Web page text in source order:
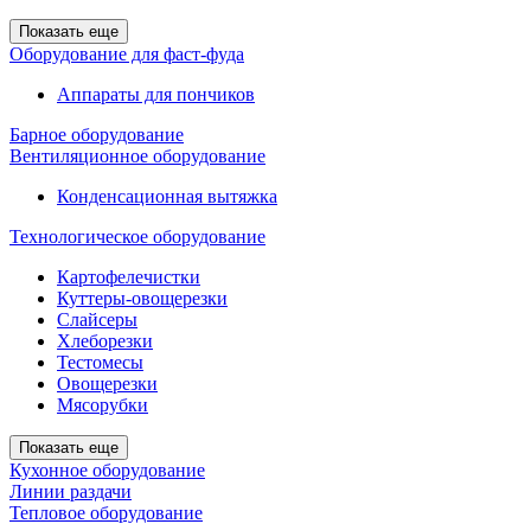
Показать еще
Оборудование для фаст-фуда
Аппараты для пончиков
Барное оборудование
Вентиляционное оборудование
Конденсационная вытяжка
Технологическое оборудование
Картофелечистки
Куттеры-овощерезки
Слайсеры
Хлеборезки
Тестомесы
Овощерезки
Мясорубки
Показать еще
Кухонное оборудование
Линии раздачи
Тепловое оборудование